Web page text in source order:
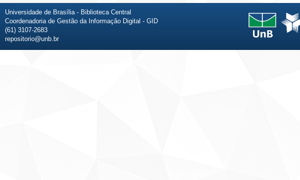
Universidade de Brasília - Biblioteca Central
Coordenadoria de Gestão da Informação Digital - GID
(61) 3107-2683
repositorio@unb.br